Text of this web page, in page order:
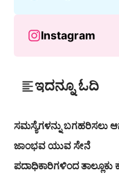
Instagram
ಇದನ್ನೂ ಓದಿ
ಸಮಸ್ಯೆಗಳನ್ನು ಬಗಹರಿಸಲು
ಜಾಂಭವ ಯುವ ಸೇನೆ
ಪದಾಧಿಕಾರಿಗಳಿಂದ ತಾಲ್ಲೂಕು